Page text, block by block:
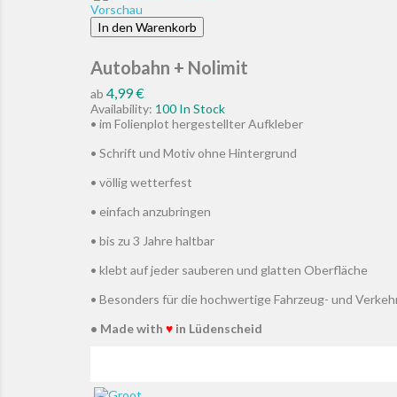
Vorschau
In den Warenkorb
Autobahn + Nolimit
ab Preis
4,99 €
Availability: 100 In Stock
• im Folienplot hergestellter Aufkleber
• Schrift und Motiv ohne Hintergrund
• völlig wetterfest
• einfach anzubringen
• bis zu 3 Jahre haltbar
• klebt auf jeder sauberen und glatten Oberfläche
• Besonders für die hochwertige Fahrzeug- und
• Made with ♥ in Lüdenscheid